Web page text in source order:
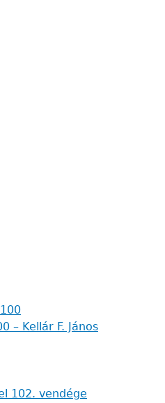
– Kellár F. János